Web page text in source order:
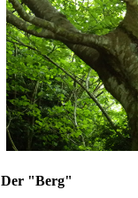
Der "Berg"